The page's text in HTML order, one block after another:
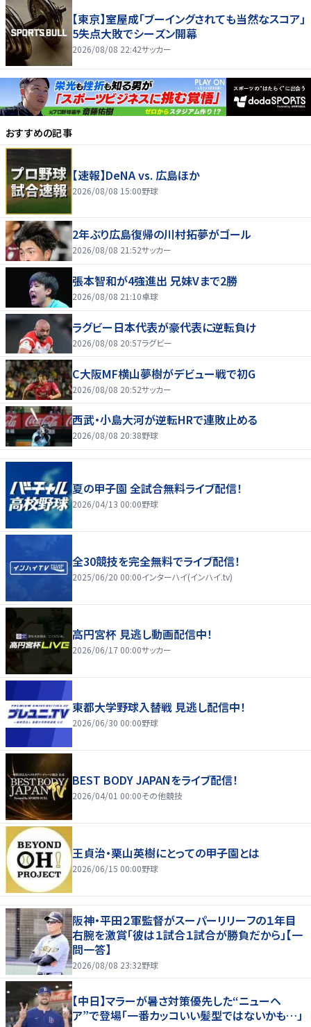
【東京】室屋成「ブーイングされても当然なスコア」
5失点大敗でシーズン開幕
2026/08/08 22:42サッカー
おすすめの記事
【速報】DeNA vs. 広島ほか
2026/08/08 15:00野球
2年ぶり広島復帰の川村拓夢がゴール
2026/08/08 21:52サッカー
張本智和が4強進出 兄妹Vまで2勝
2026/08/08 21:10卓球
ラグビー日本代表が豪代表に逆転負け
2026/08/08 20:57ラグビー
C大阪MF横山夢樹がデビュー戦で初G
2026/08/08 20:52サッカー
西武・小島大河が逆転HRで連敗止める
2026/08/08 20:38野球
夏の甲子園 全試合無料ライブ配信！
2026/04/13 00:00野球
全30競技を完全無料でライブ配信！
2025/06/20 00:00インターハイ(インハイ.tv)
高円宮杯 見逃し動画配信中！
2026/06/17 00:00サッカー
東都大学野球入替戦 見逃し配信中！
2026/06/30 00:00野球
BEST BODY JAPANをライブ配信！
2026/04/01 00:00その他競技
王貞治・栗山英樹にとっての甲子園とは
2026/06/15 00:00野球
阪神・平田２軍監督がスーパーリリーフの１年目
右腕を激賞「彼は１試合１試合が勝負だから」【一
問一答】
2026/08/08 23:32野球
【中日】マラーが暑さ対策優先した“ニューヘ
ア”で登場「一番カッコいい髪型ではないかも…」